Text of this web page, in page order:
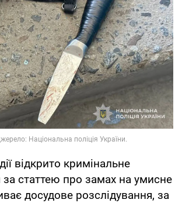
відкрито кримінальне
статтею про замах на умисне
досудове розслідування, за